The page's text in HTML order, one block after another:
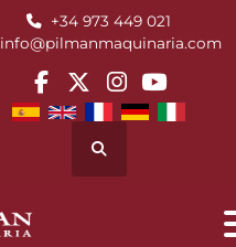
+34 973 449 021
info@pilmanmaquinaria.com
facebook
twitterinstagram
youtube
Buscar